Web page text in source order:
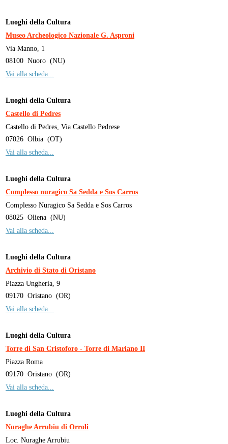
Luoghi della Cultura
Museo Archeologico Nazionale G. Asproni
Via Manno, 1
08100 Nuoro (NU)
Vai alla scheda...
Luoghi della Cultura
Castello di Pedres
Castello di Pedres, Via Castello Pedrese
07026 Olbia (OT)
Vai alla scheda...
Luoghi della Cultura
Complesso nuragico Sa Sedda e Sos Carros
Complesso Nuragico Sa Sedda e Sos Carros
08025 Oliena (NU)
Vai alla scheda...
Luoghi della Cultura
Archivio di Stato di Oristano
Piazza Ungheria, 9
09170 Oristano (OR)
Vai alla scheda...
Luoghi della Cultura
Torre di San Cristoforo - Torre di Mariano II
Piazza Roma
09170 Oristano (OR)
Vai alla scheda...
Luoghi della Cultura
Nuraghe Arrubiu di Orroli
Loc. Nuraghe Arrubiu